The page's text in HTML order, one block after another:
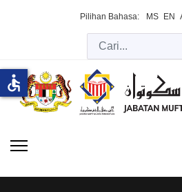
Pilihan Bahasa: MS EN
accessible